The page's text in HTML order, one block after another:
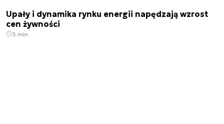
Upały i dynamika rynku energii napędzają wzrost
cen żywności
3 min.